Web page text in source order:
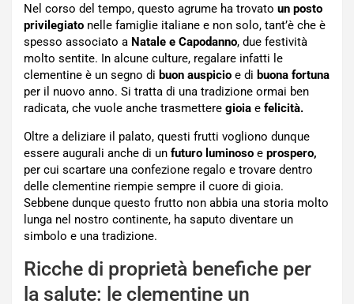
Nel corso del tempo, questo agrume ha trovato un posto
privilegiato nelle famiglie italiane e non solo, tant’è che è
spesso associato a Natale e Capodanno, due festività
molto sentite. In alcune culture, regalare infatti le
clementine è un segno di buon auspicio e di buona fortuna
per il nuovo anno. Si tratta di una tradizione ormai ben
radicata, che vuole anche trasmettere gioia e felicità.
Oltre a deliziare il palato, questi frutti vogliono dunque
essere augurali anche di un futuro luminoso e prospero,
per cui scartare una confezione regalo e trovare dentro
delle clementine riempie sempre il cuore di gioia.
Sebbene dunque questo frutto non abbia una storia molto
lunga nel nostro continente, ha saputo diventare un
simbolo e una tradizione.
Ricche di proprietà benefiche per
la salute: le clementine un